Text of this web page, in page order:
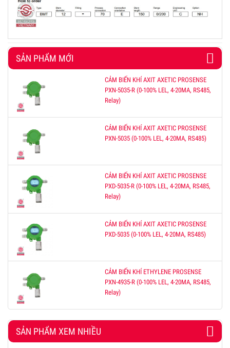
SẢN PHẨM MỚI
CẢM BIẾN KHÍ AXIT AXETIC PROSENSE
PXN-5035-R (0-100% LEL, 4-20MA, RS485,
Relay)
CẢM BIẾN KHÍ AXIT AXETIC PROSENSE
PXN-5035 (0-100% LEL, 4-20MA, RS485)
CẢM BIẾN KHÍ AXIT AXETIC PROSENSE
PXD-5035-R (0-100% LEL, 4-20MA, RS485,
Relay)
CẢM BIẾN KHÍ AXIT AXETIC PROSENSE
PXD-5035 (0-100% LEL, 4-20MA, RS485)
CẢM BIẾN KHÍ ETHYLENE PROSENSE
PXN-4935-R (0-100% LEL, 4-20MA, RS485,
Relay)
SẢN PHẨM XEM NHIỀU